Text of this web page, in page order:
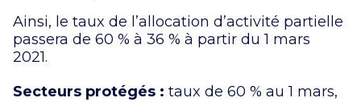
Ainsi, le taux de l’allocation d’activité partielle
passera de 60 % à 36 % à partir du 1 mars
2021.
Secteurs protégés : taux de 60 % au 1 mars,